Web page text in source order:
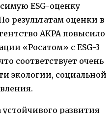
ESG-оценку
результатам оценки в
АКРА повысило
«Росатом» с ESG-3
соответствует очень
экологии, социальной
развития